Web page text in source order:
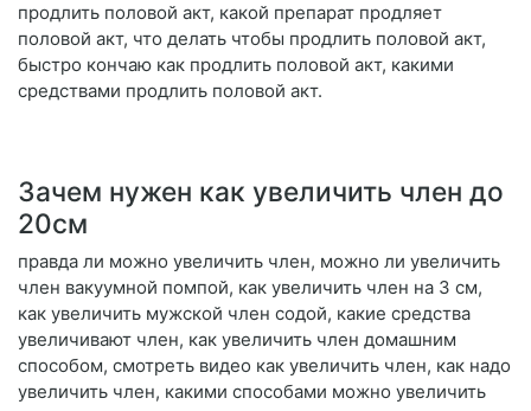
продлить половой акт, какой препарат продляет
половой акт, что делать чтобы продлить половой акт,
быстро кончаю как продлить половой акт, какими
средствами продлить половой акт.
Зачем нужен как увеличить член до
20см
правда ли можно увеличить член, можно ли увеличить
член вакуумной помпой, как увеличить член на 3 см,
как увеличить мужской член содой, какие средства
увеличивают член, как увеличить член домашним
способом, смотреть видео как увеличить член, как надо
увеличить член, какими способами можно увеличить